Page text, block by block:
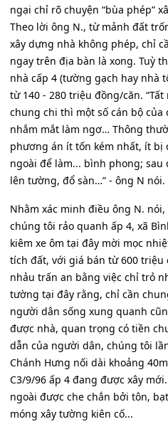
ngại chỉ rõ chuyện “bùa phép”
Theo lời ông N., từ mảnh đất
xây dựng nhà không phép, chỉ
ngay trên địa bàn là xong. Tuỳ
nhà cấp 4 (tường gạch hay nhà
từ 140 - 280 triệu đồng/căn.
chung chi thì một số cán bộ
nhắm mắt làm ngơ… Thông
phương án ít tốn kém nhất, ít bị
ngoài để làm... bình phong;
lên tường, đổ sàn…” - ông N nói.
Nhằm xác minh điều ông N.
chúng tôi rảo quanh ấp 4, xã
kiêm xe ôm tại đây mời mọc
tích đất, với giá bán từ 600 triệu
nhảu trấn an bằng việc chỉ trỏ
tường tại đây rằng, chỉ cần
người dân sống xung quanh
được nhà, quan trọng có tiền
dẫn của người dân, chúng tôi
Chánh Hưng nối dài khoảng
C3/9/96 ấp 4 đang được xây
ngoài được che chắn bởi tôn,
móng xây tường kiên cố...